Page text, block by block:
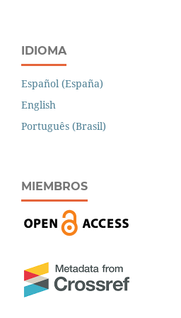
IDIOMA
Español (España)
English
Português (Brasil)
MIEMBROS